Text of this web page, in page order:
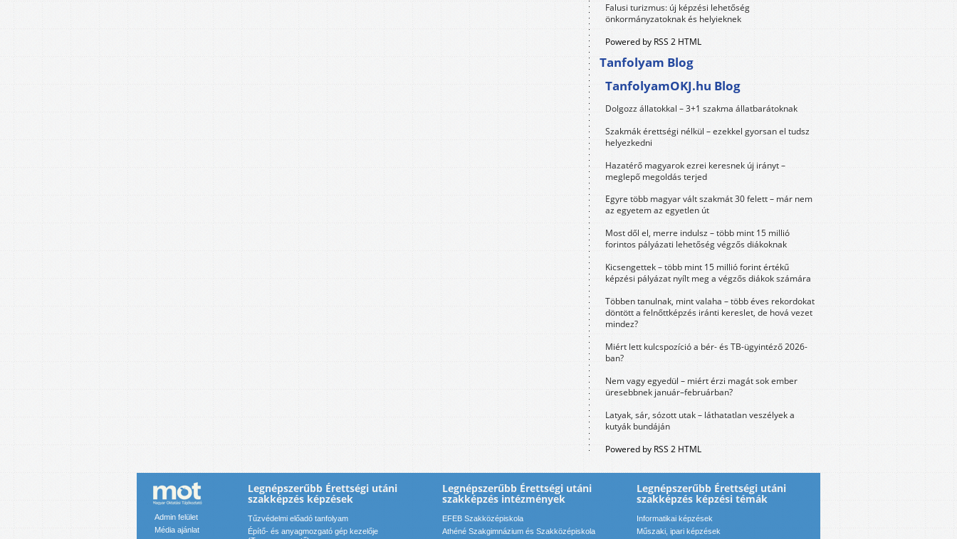
Falusi turizmus: új képzési lehetőség
önkormányzatoknak és helyieknek
Powered by RSS 2 HTML
Tanfolyam Blog
TanfolyamOKJ.hu Blog
Dolgozz állatokkal – 3+1 szakma állatbarátoknak
Szakmák érettségi nélkül – ezekkel gyorsan el tudsz
helyezkedni
Hazatérő magyarok ezrei keresnek új irányt –
meglepő megoldás terjed
Egyre több magyar vált szakmát 30 felett – már nem
az egyetem az egyetlen út
Most dől el, merre indulsz – több mint 15 millió
forintos pályázati lehetőség végzős diákoknak
Kicsengettek – több mint 15 millió forint értékű
képzési pályázat nyílt meg a végzős diákok számára
Többen tanulnak, mint valaha – több éves rekordokat
döntött a felnőttképzés iránti kereslet, de hová vezet
mindez?
Miért lett kulcspozíció a bér- és TB-ügyintéző 2026-
ban?
Nem vagy egyedül – miért érzi magát sok ember
üresebbnek január–februárban?
Latyak, sár, sózott utak – láthatatlan veszélyek a
kutyák bundáján
Powered by RSS 2 HTML
Admin felület
Média ajánlat
Legnépszerűbb Érettségi utáni
szakképzés képzések
Tűzvédelmi előadó tanfolyam
Építő- és anyagmozgató gép kezelője
Legnépszerűbb Érettségi utáni
szakképzés intézmények
EFEB Szakközépiskola
Athéné Szakgimnázium és Szakközépiskola
Legnépszerűbb Érettségi utáni
szakképzés képzési témák
Informatikai képzések
Műszaki, ipari képzések